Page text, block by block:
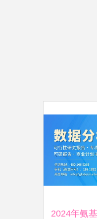
2024年氨